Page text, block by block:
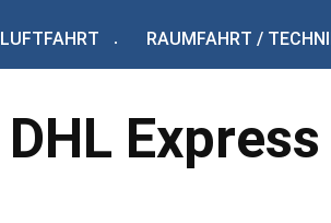
LUFTFAHRT RAUMFAHRT /